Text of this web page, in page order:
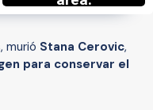
murió Stana Cerovic,
para conservar el